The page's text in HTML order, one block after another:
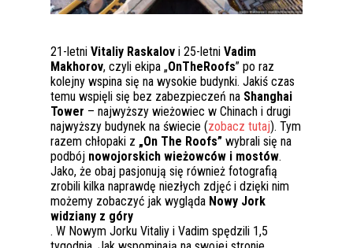
21-letni Vitaliy Raskalov i 25-letni Vadim
Makhorov, czyli ekipa „OnTheRoofs” po raz
kolejny wspina się na wysokie budynki. Jakiś czas
temu wspięli się bez zabezpieczeń na Shanghai
Tower – najwyższy wieżowiec w Chinach i drugi
najwyższy budynek na świecie (zobacz tutaj). Tym
razem chłopaki z „On The Roofs” wybrali się na
podbój nowojorskich wieżowców i mostów.
Jako, że obaj pasjonują się również fotografią
zrobili kilka naprawdę niezłych zdjęć i dzięki nim
możemy zobaczyć jak wygląda Nowy Jork
widziany z góry
. W Nowym Jorku Vitaliy i Vadim spędzili 1,5